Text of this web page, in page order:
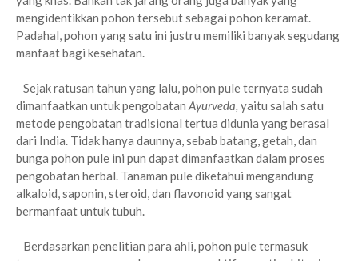
mengidentikkan pohon tersebut sebagai pohon keramat.
Padahal, pohon yang satu ini justru memiliki banyak segudang
manfaat bagi kesehatan.
Sejak ratusan tahun yang lalu, pohon pule ternyata sudah
dimanfaatkan untuk pengobatan Ayurveda, yaitu salah satu
metode pengobatan tradisional tertua didunia yang berasal
dari India. Tidak hanya daunnya, sebab batang, getah, dan
bunga pohon pule ini pun dapat dimanfaatkan dalam proses
pengobatan herbal. Tanaman pule diketahui mengandung
alkaloid, saponin, steroid, dan flavonoid yang sangat
bermanfaat untuk tubuh.
Berdasarkan penelitian para ahli, pohon pule termasuk